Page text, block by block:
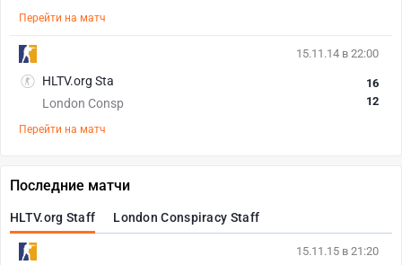
Перейти на матч
15.11.14 в 22:00
HLTV.org Sta
London Consp
16
12
Перейти на матч
Последние матчи
HLTV.org Staff London Conspiracy Staff
15.11.15 в 21:20